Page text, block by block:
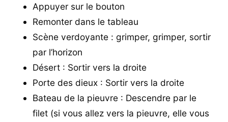
Appuyer sur le bouton
Remonter dans le tableau
Scène verdoyante : grimper, grimper, sortir
par l’horizon
Désert : Sortir vers la droite
Porte des dieux : Sortir vers la droite
Bateau de la pieuvre : Descendre par le
filet (si vous allez vers la pieuvre, elle vous